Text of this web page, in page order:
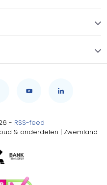
- RSS-feed
& onderdelen | Zwemland